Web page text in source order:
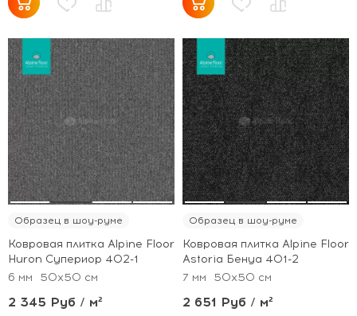
Образец в шоу-руме
Ковровая плитка Alpine Floor
Huron Супериор 402-1
6 мм
50x50 см
2 345 Руб / м²
Образец в шоу-руме
Ковровая плитка Alpine Floor
Astoria Бенуа 401-2
7 мм
50x50 см
2 651 Руб / м²